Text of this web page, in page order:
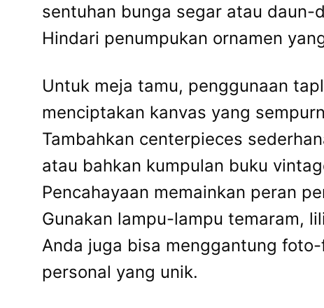
sentuhan bunga segar atau daun-
Hindari penumpukan ornamen
Untuk meja tamu, penggunaan
menciptakan kanvas yang
Tambahkan centerpieces
atau bahkan kumpulan buku
Pencahayaan memainkan peran
Gunakan lampu-lampu temaram,
Anda juga bisa menggantung
personal yang unik.